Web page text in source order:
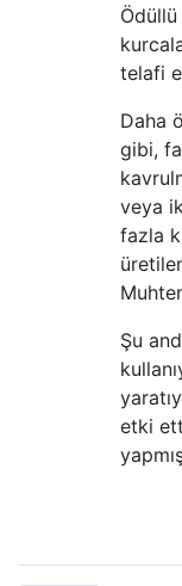
telafi
Daha
gibi,
veya
fazla
Şu
etki